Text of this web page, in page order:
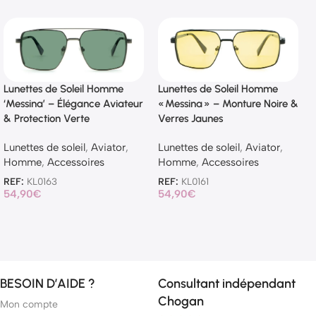
Lunettes de Soleil Homme
‘Messina’ – Élégance Aviateur
& Protection Verte
Lunettes de soleil, Aviator,
Homme, Accessoires
REF: KL0163
54,90€
Lunettes de Soleil Homme
« Messina » – Monture Noire &
Verres Jaunes
Lunettes de soleil, Aviator,
Homme, Accessoires
REF: KL0161
54,90€
BESOIN D’AIDE ?
Mon compte
Consultant indépendant
Chogan